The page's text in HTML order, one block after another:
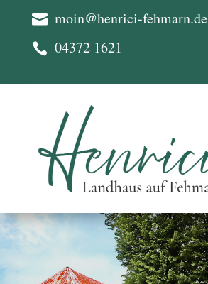
 moin@henrici-fehmarn.de
 04372 1621